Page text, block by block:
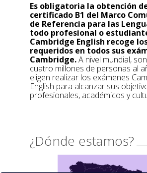
Es obligatoria la obtención
certificado B1 del Marco
de Referencia para las
todo profesional o
Cambridge English recoge
requeridos en todos sus
Cambridge.A nivel mundial,
cuatro millones de personas al
eligen realizar los exámenes
English para alcanzar sus
profesionales, académicos y
¿Dónde estamos?